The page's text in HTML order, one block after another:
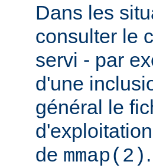
Dans les
consulter le
servi - par
d'une
général le
de mmap(2) .